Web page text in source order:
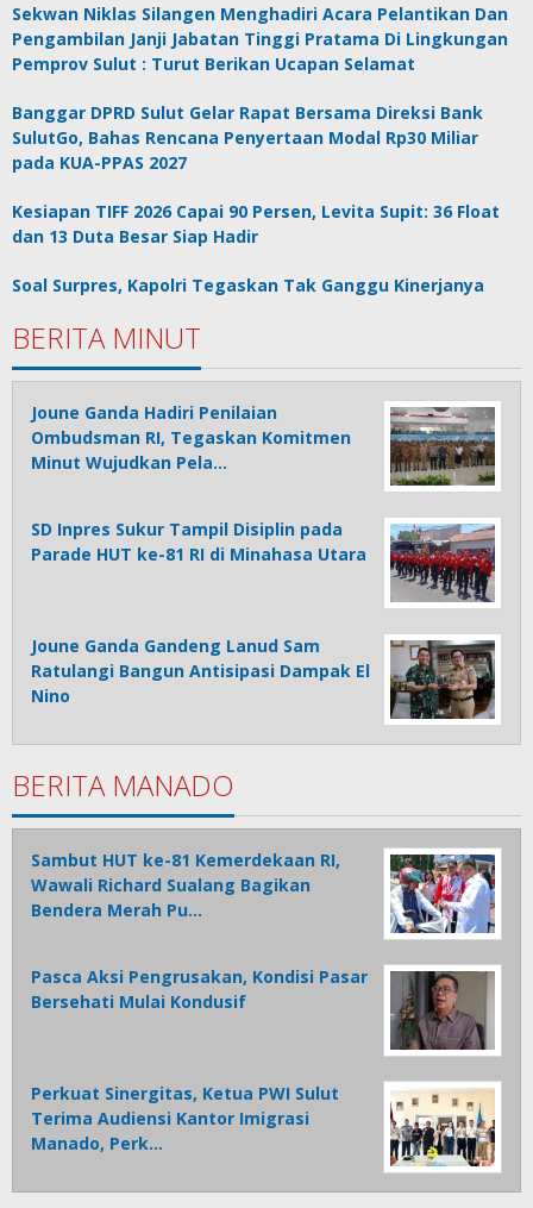
Sekwan Niklas Silangen Menghadiri Acara Pelantikan Dan
Pengambilan Janji Jabatan Tinggi Pratama Di Lingkungan
Pemprov Sulut : Turut Berikan Ucapan Selamat
Banggar DPRD Sulut Gelar Rapat Bersama Direksi Bank
SulutGo, Bahas Rencana Penyertaan Modal Rp30 Miliar
pada KUA-PPAS 2027
Kesiapan TIFF 2026 Capai 90 Persen, Levita Supit: 36 Float
dan 13 Duta Besar Siap Hadir
Soal Surpres, Kapolri Tegaskan Tak Ganggu Kinerjanya
BERITA MINUT
Joune Ganda Hadiri Penilaian
Ombudsman RI, Tegaskan Komitmen
Minut Wujudkan Pela…
SD Inpres Sukur Tampil Disiplin pada
Parade HUT ke-81 RI di Minahasa Utara
Joune Ganda Gandeng Lanud Sam
Ratulangi Bangun Antisipasi Dampak El
Nino
BERITA MANADO
Sambut HUT ke-81 Kemerdekaan RI,
Wawali Richard Sualang Bagikan
Bendera Merah Pu…
Pasca Aksi Pengrusakan, Kondisi Pasar
Bersehati Mulai Kondusif
Perkuat Sinergitas, Ketua PWI Sulut
Terima Audiensi Kantor Imigrasi
Manado, Perk…